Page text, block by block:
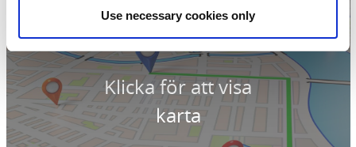
Use necessary cookies only
Klicka för att visa
karta